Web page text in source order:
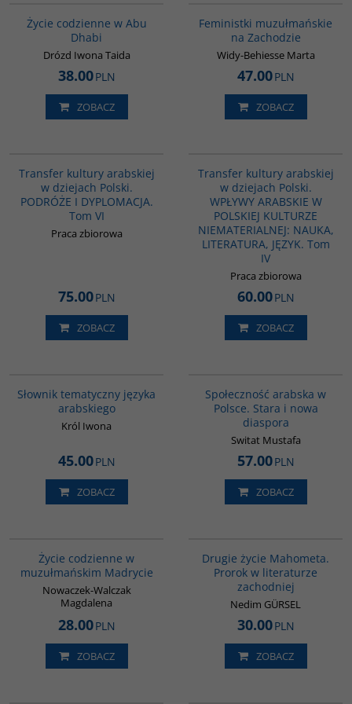
Życie codzienne w Abu
Dhabi
Drózd Iwona Taida
38.00PLN
ZOBACZ
Feministki muzułmańskie
na Zachodzie
Widy-Behiesse Marta
47.00PLN
ZOBACZ
Transfer kultury arabskiej
w dziejach Polski.
PODRÓŻE I DYPLOMACJA.
Tom VI
Praca zbiorowa
75.00PLN
ZOBACZ
Transfer kultury arabskiej
w dziejach Polski.
WPŁYWY ARABSKIE W
POLSKIEJ KULTURZE
NIEMATERIALNEJ: NAUKA,
LITERATURA, JĘZYK. Tom
IV
Praca zbiorowa
60.00PLN
ZOBACZ
Słownik tematyczny języka
arabskiego
Król Iwona
45.00PLN
ZOBACZ
Społeczność arabska w
Polsce. Stara i nowa
diaspora
Switat Mustafa
57.00PLN
ZOBACZ
Życie codzienne w
muzułmańskim Madrycie
Nowaczek-Walczak
Magdalena
28.00PLN
ZOBACZ
Drugie życie Mahometa.
Prorok w literaturze
zachodniej
Nedim GÜRSEL
30.00PLN
ZOBACZ